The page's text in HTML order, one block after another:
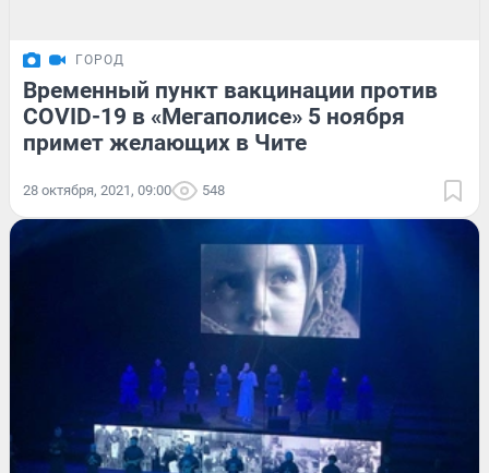
ГОРОД
Временный пункт вакцинации против
COVID-19 в «Мегаполисе» 5 ноября
примет желающих в Чите
28 октября, 2021, 09:00 548